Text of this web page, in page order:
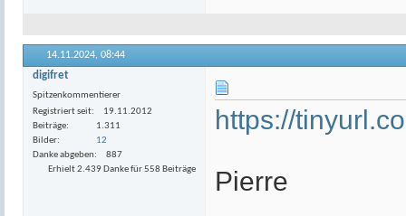
14.11.2024, 08:44
digifret
Spitzenkommentierer
Registriert seit
19.11.2012
Beiträge
1.311
Bilder
12
Danke abgeben
887
Erhielt 2.439 Danke für 558 Beiträge
https://
Pierre